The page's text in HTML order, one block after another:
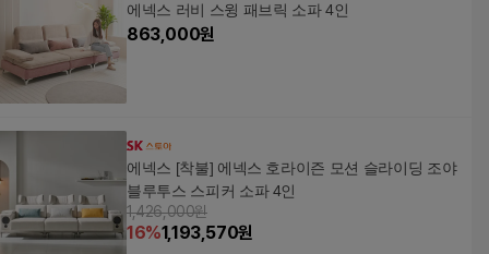
에넥스 러비 스윙 패브릭 소파 4인
863,000원
에넥스 [착불] 에넥스 호라이즌 모션 슬라이딩 조야
블루투스 스피커 소파 4인
1,426,000원
16%1,193,570원